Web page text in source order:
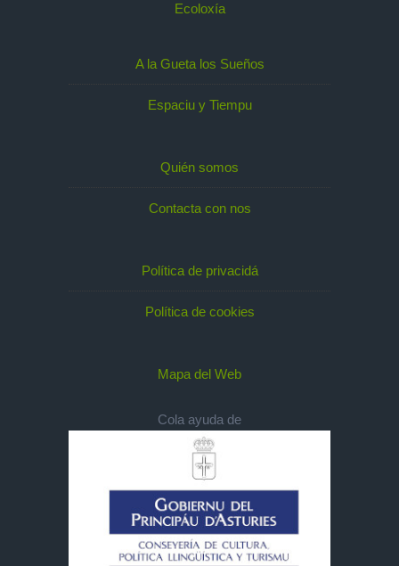
Ecoloxía
A la Gueta los Sueños
Espaciu y Tiempu
Quién somos
Contacta con nos
Política de privacidá
Política de cookies
Mapa del Web
Cola ayuda de